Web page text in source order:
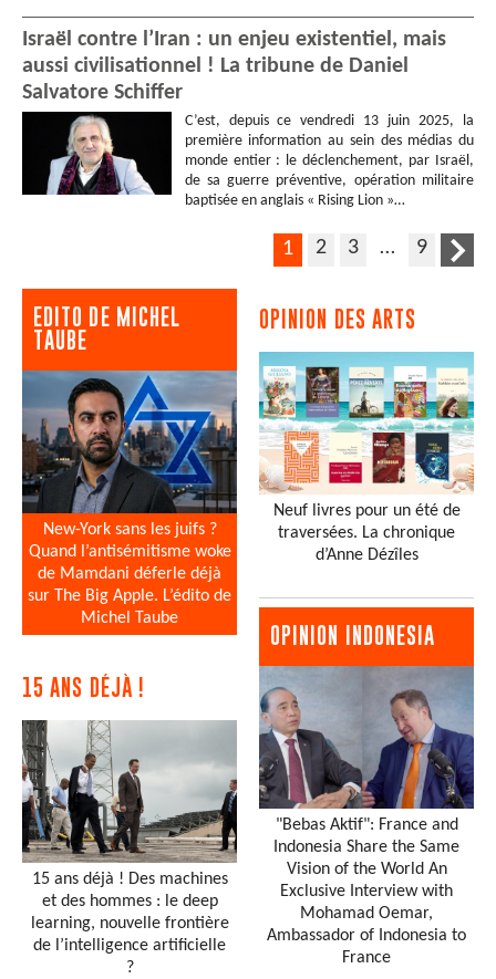
Israël contre l’Iran : un enjeu existentiel, mais
aussi civilisationnel ! La tribune de Daniel
Salvatore Schiffer
C’est, depuis ce vendredi 13 juin 2025, la
première information au sein des médias du
monde entier : le déclenchement, par Israël,
de sa guerre préventive, opération militaire
baptisée en anglais « Rising Lion »…
1 2 3 … 9
EDITO DE MICHEL
TAUBE
New-York sans les juifs ?
Quand l’antisémitisme woke
de Mamdani déferle déjà
sur The Big Apple. L’édito de
Michel Taube
15 ANS DÉJÀ !
15 ans déjà ! Des machines
et des hommes : le deep
learning, nouvelle frontière
de l’intelligence artificielle
?
OPINION DES ARTS
Neuf livres pour un été de
traversées. La chronique
d’Anne Dézîles
OPINION INDONESIA
"Bebas Aktif": France and
Indonesia Share the Same
Vision of the World An
Exclusive Interview with
Mohamad Oemar,
Ambassador of Indonesia to
France